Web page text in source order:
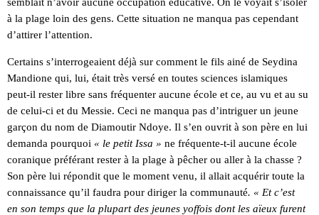
à la plage loin des gens. Cette situation ne manqua pas cependant
d’attirer l’attention.
Certains s’interrogeaient déjà sur comment le fils ainé de Seydina
Mandione qui, lui, était très versé en toutes sciences islamiques
peut-il rester libre sans fréquenter aucune école et ce, au vu et au su
de celui-ci et du Messie. Ceci ne manqua pas d’intriguer un jeune
garçon du nom de Diamoutir Ndoye. Il s’en ouvrit à son père en lui
demanda pourquoi « le petit Issa » ne fréquente-t-il aucune école
coranique préférant rester à la plage à pêcher ou aller à la chasse ?
Son père lui répondit que le moment venu, il allait acquérir toute la
connaissance qu’il faudra pour diriger la communauté. « Et c’est
en son temps que la plupart des jeunes yoffois dont les aïeux furent